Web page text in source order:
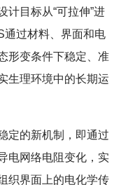
计目标从“可拉伸”进
通过材料、界面和电
形变条件下稳定、准
生理环境中的长期运
定的新机制，即通过
电网络电阻变化，实
织界面上的电化学传